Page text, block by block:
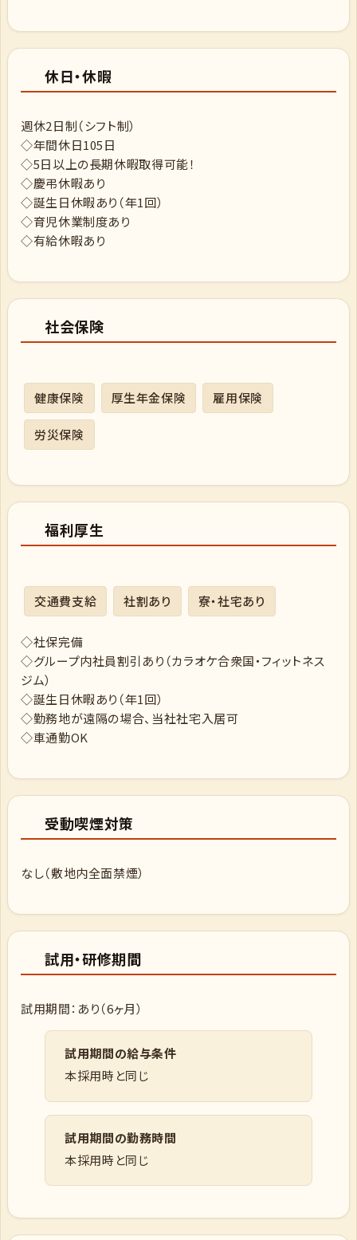
休日・休暇
週休2日制（シフト制）
◇年間休日105日
◇5日以上の長期休暇取得可能！
◇慶弔休暇あり
◇誕生日休暇あり（年1回）
◇育児休業制度あり
◇有給休暇あり
社会保険
健康保険 厚生年金保険 雇用保険
労災保険
福利厚生
交通費支給 社割あり 寮・社宅あり
◇社保完備
◇グループ内社員割引あり（カラオケ合衆国・フィットネス
ジム）
◇誕生日休暇あり（年1回）
◇勤務地が遠隔の場合、当社社宅入居可
◇車通勤OK
受動喫煙対策
なし（敷地内全面禁煙）
試用・研修期間
試用期間：あり（6ヶ月）
試用期間の給与条件
本採用時と同じ
試用期間の勤務時間
本採用時と同じ